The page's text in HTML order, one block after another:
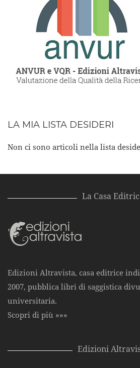
LA MIA LISTA DESIDERI
Non ci sono articoli nella lista
La Casa
Edizioni Altravista, casa editrice
2007, pubblica libri di saggistica
universitaria.
Scopri di più »»»
Edizioni